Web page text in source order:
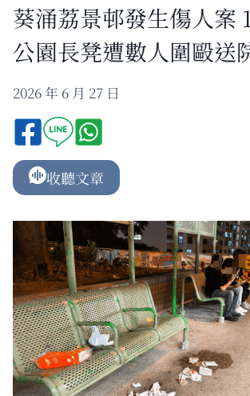
葵涌荔景邨發生傷人案
公園長凳遭數人圍毆送
2026 年 6 月 27 日
收聽文章